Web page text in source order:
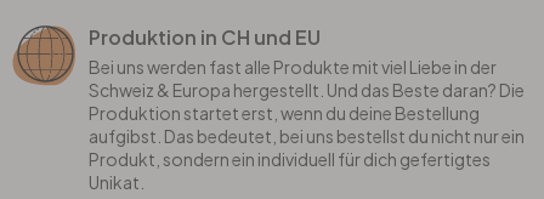
Produktion in CH und EU
Bei uns werden fast alle Produkte mit viel Liebe in der
Schweiz & Europa hergestellt. Und das Beste daran? Die
Produktion startet erst, wenn du deine Bestellung
aufgibst. Das bedeutet, bei uns bestellst du nicht nur ein
Produkt, sondern ein individuell für dich gefertigtes
Unikat.